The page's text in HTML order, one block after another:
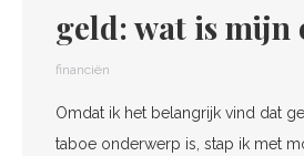
geld: wat is mijn
financiën
Omdat ik het belangrijk vind dat
taboe onderwerp is, stap ik met